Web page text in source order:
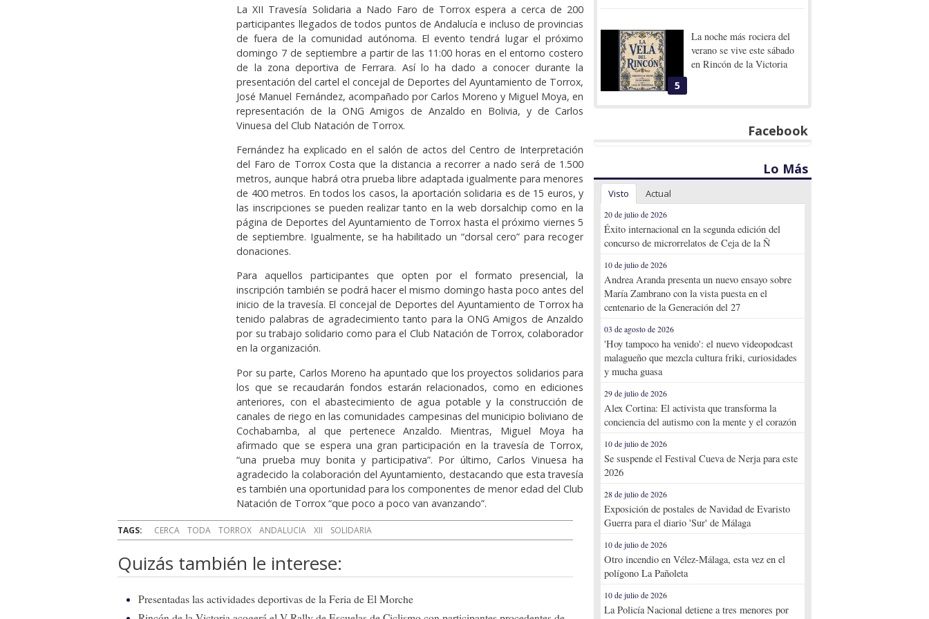
La XII Travesía Solidaria a Nado Faro de Torrox espera a cerca de 200
participantes llegados de todos puntos de Andalucía e incluso de provincias
de fuera de la comunidad autónoma. El evento tendrá lugar el próximo
domingo 7 de septiembre a partir de las 11:00 horas en el entorno costero
de la zona deportiva de Ferrara. Así lo ha dado a conocer durante la
presentación del cartel el concejal de Deportes del Ayuntamiento de Torrox,
José Manuel Fernández, acompañado por Carlos Moreno y Miguel Moya, en
representación de la ONG Amigos de Anzaldo en Bolivia, y de Carlos
Vinuesa del Club Natación de Torrox.
Fernández ha explicado en el salón de actos del Centro de Interpretación
del Faro de Torrox Costa que la distancia a recorrer a nado será de 1.500
metros, aunque habrá otra prueba libre adaptada igualmente para menores
de 400 metros. En todos los casos, la aportación solidaria es de 15 euros, y
las inscripciones se pueden realizar tanto en la web dorsalchip como en la
página de Deportes del Ayuntamiento de Torrox hasta el próximo viernes 5
de septiembre. Igualmente, se ha habilitado un “dorsal cero” para recoger
donaciones.
Para aquellos participantes que opten por el formato presencial, la
inscripción también se podrá hacer el mismo domingo hasta poco antes del
inicio de la travesía. El concejal de Deportes del Ayuntamiento de Torrox ha
tenido palabras de agradecimiento tanto para la ONG Amigos de Anzaldo
por su trabajo solidario como para el Club Natación de Torrox, colaborador
en la organización.
Por su parte, Carlos Moreno ha apuntado que los proyectos solidarios para
los que se recaudarán fondos estarán relacionados, como en ediciones
anteriores, con el abastecimiento de agua potable y la construcción de
canales de riego en las comunidades campesinas del municipio boliviano de
Cochabamba, al que pertenece Anzaldo. Mientras, Miguel Moya ha
afirmado que se espera una gran participación en la travesía de Torrox,
“una prueba muy bonita y participativa”. Por último, Carlos Vinuesa ha
agradecido la colaboración del Ayuntamiento, destacando que esta travesía
es también una oportunidad para los componentes de menor edad del Club
Natación de Torrox “que poco a poco van avanzando”.
TAGS: CERCA TODA TORROX ANDALUCIA XII SOLIDARIA
Quizás también le interese:
Presentadas las actividades deportivas de la Feria de El Morche
5
La noche más rociera del
verano se vive este sábado
en Rincón de la Victoria
Facebook
Lo Más
Visto Actual
20 de julio de 2026
Éxito internacional en la segunda edición del
concurso de microrrelatos de Ceja de la Ñ
10 de julio de 2026
Andrea Aranda presenta un nuevo ensayo sobre
María Zambrano con la vista puesta en el
centenario de la Generación del 27
03 de agosto de 2026
'Hoy tampoco ha venido': el nuevo videopodcast
malagueño que mezcla cultura friki, curiosidades
y mucha guasa
29 de julio de 2026
Alex Cortina: El activista que transforma la
conciencia del autismo con la mente y el corazón
10 de julio de 2026
Se suspende el Festival Cueva de Nerja para este
2026
28 de julio de 2026
Exposición de postales de Navidad de Evaristo
Guerra para el diario 'Sur' de Málaga
10 de julio de 2026
Otro incendio en Vélez-Málaga, esta vez en el
polígono La Pañoleta
10 de julio de 2026
La Policía Nacional detiene a tres menores por